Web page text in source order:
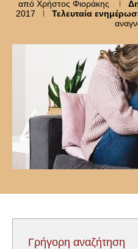
από Χρήστος Φιοράκης
2017
Τελευταία
Γρήγορη αναζήτηση